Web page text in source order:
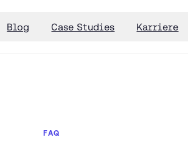
Blog Case Studies Karriere
FAQ